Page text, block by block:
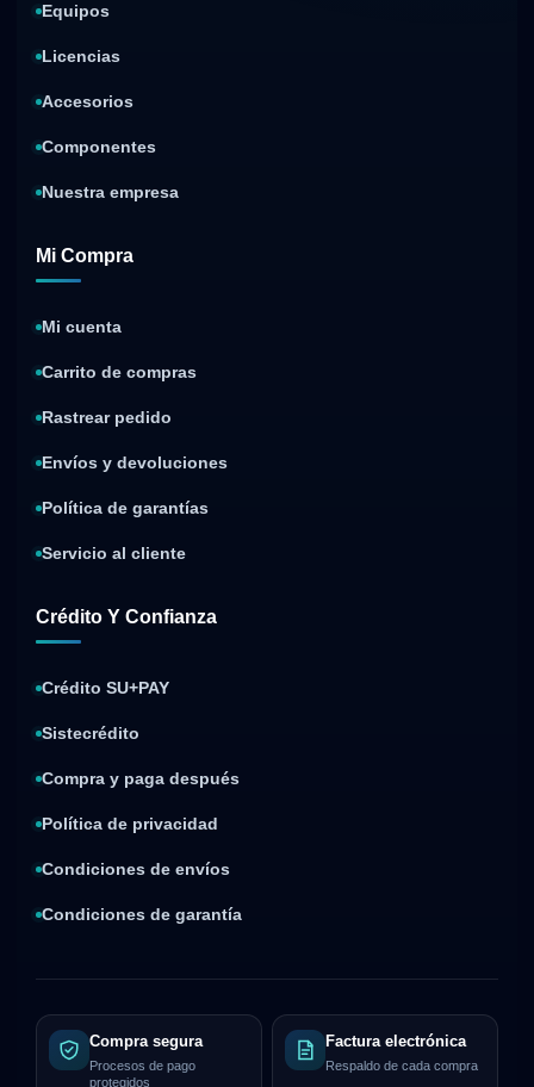
Equipos
Licencias
Accesorios
Componentes
Nuestra empresa
Mi Compra
Mi cuenta
Carrito de compras
Rastrear pedido
Envíos y devoluciones
Política de garantías
Servicio al cliente
Crédito Y Confianza
Crédito SU+PAY
Sistecrédito
Compra y paga después
Política de privacidad
Condiciones de envíos
Condiciones de garantía
Compra segura
Procesos de pago
protegidos
Factura electrónica
Respaldo de cada compra